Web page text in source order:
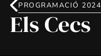
PROGRAMACIÓ 2024
Els Cecs